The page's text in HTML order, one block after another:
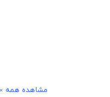
مشاهده همه »